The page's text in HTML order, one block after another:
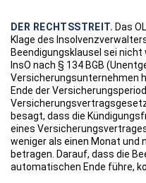
DER RECHTSSTREIT. Das
Klage des
Beendigungsklausel sei
InsO nach § 134 BGB
Versicherungsunternehmen
Ende der
besagt, dass die
eines
weniger als einen Monat und
betragen. Darauf, dass die
automatischen Ende führe,